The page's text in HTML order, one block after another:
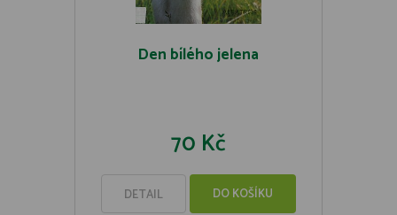
Den bílého jelena
70 Kč
DETAIL DO KOŠÍKU